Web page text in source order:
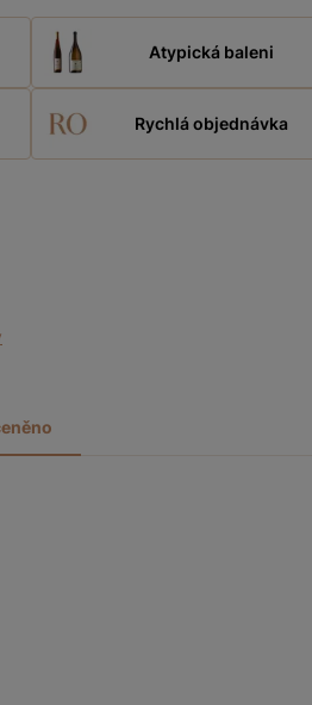
Atypická baleni
Rychlá objednávka